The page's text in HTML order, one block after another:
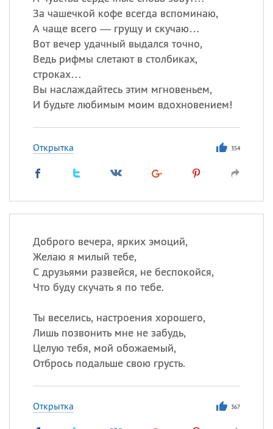
За чашечкой кофе всегда вспоминаю,
А чаще всего — грущу и скучаю…
Вот вечер удачный выдался точно,
Ведь рифмы слетают в столбиках,
строках…
Вы наслаждайтесь этим мгновеньем,
И будьте любимым моим вдохновением!
Открытка 354
Доброго вечера, ярких эмоций,
Желаю я милый тебе,
С друзьями развейся, не беспокойся,
Что буду скучать я по тебе.
Ты веселись, настроения хорошего,
Лишь позвонить мне не забудь,
Целую тебя, мой обожаемый,
Отбрось подальше свою грусть.
Открытка 367